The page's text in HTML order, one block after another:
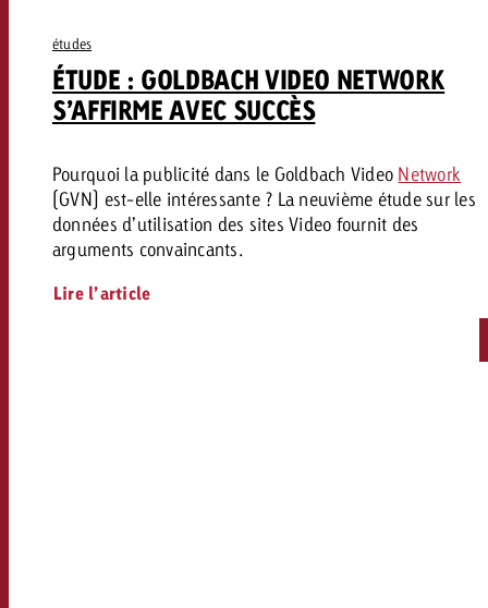
études
ÉTUDE : GOLDBACH VIDEO NETWORK
S’AFFIRME AVEC SUCCÈS
Pourquoi la publicité dans le Goldbach Video Network
(GVN) est-elle intéressante ? La neuvième étude sur les
données d’utilisation des sites Video fournit des
arguments convaincants.
Lire l’article